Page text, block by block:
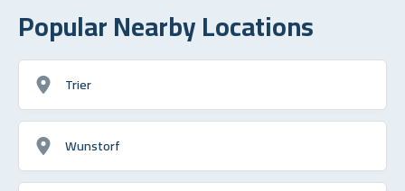
Popular Nearby Locations
Trier
Wunstorf